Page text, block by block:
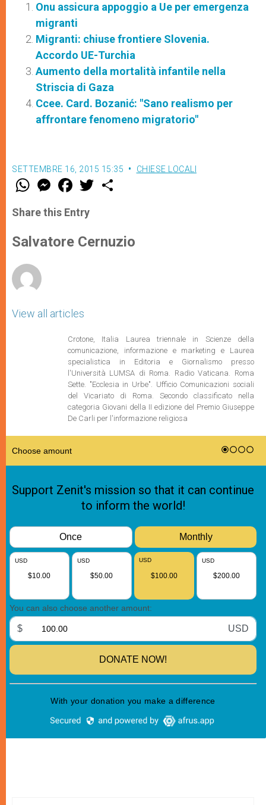
Onu assicura appoggio a Ue per emergenza
migranti
Migranti: chiuse frontiere Slovenia.
Accordo UE-Turchia
Aumento della mortalità infantile nella
Striscia di Gaza
Ccee. Card. Bozanić: "Sano realismo per
affrontare fenomeno migratorio"
SETTEMBRE 16, 2015 15:35 CHIESE LOCALI
W
t
s
p
p
M
e
s
e
g
e
F
a
e
b
o
k
w
r
Share this Entry
Salvatore Cernuzio
View all articles
Crotone, Italia Laurea triennale in Scienze della
comunicazione, informazione e marketing e Laurea
specialistica in Editoria e Giornalismo presso
l'Università LUMSA di Roma. Radio Vaticana. Roma
Sette. "Ecclesia in Urbe". Ufficio Comunicazioni sociali
del Vicariato di Roma. Secondo classificato nella
categoria Giovani della II edizione del Premio Giuseppe
De Carli per l'informazione religiosa